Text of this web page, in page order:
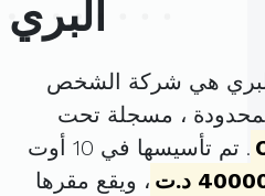
البري
البري هي شركة الشخص
، مسجلة تحت
. تم تأسيسها في 10 أوت
د.ت
، ويقع مقرها